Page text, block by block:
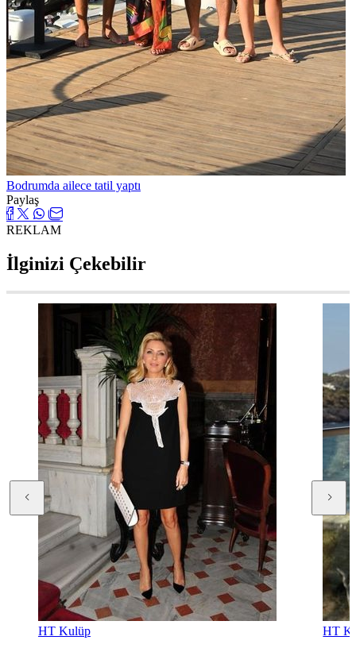
Bodrumda ailece tatil yaptı
Paylaş
REKLAM
İlginizi Çekebilir
HT Kulüp
HT